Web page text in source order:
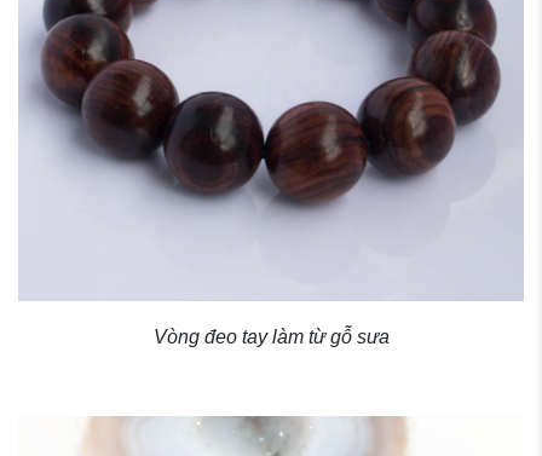
Vòng đeo tay làm từ gỗ sưa